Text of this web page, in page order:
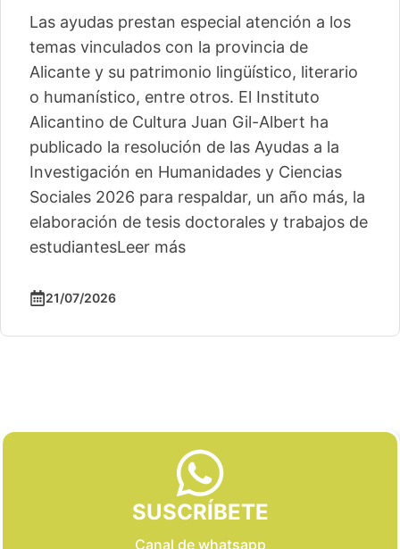
Las ayudas prestan especial atención a los
temas vinculados con la provincia de
Alicante y su patrimonio lingüístico, literario
o humanístico, entre otros. El Instituto
Alicantino de Cultura Juan Gil-Albert ha
publicado la resolución de las Ayudas a la
Investigación en Humanidades y Ciencias
Sociales 2026 para respaldar, un año más, la
elaboración de tesis doctorales y trabajos de
estudiantesLeer más
21/07/2026
SUSCRÍBETE
Canal de whatsapp